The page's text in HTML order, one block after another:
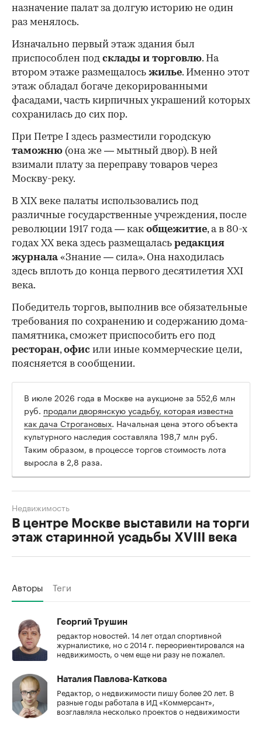
назначение палат за долгую историю не один
раз менялось.
Изначально первый этаж здания был
приспособлен под склады и торговлю. На
втором этаже размещалось жилье. Именно этот
этаж обладал богаче декорированными
фасадами, часть кирпичных украшений которых
сохранилась до сих пор.
При Петре I здесь разместили городскую
таможню (она же — мытный двор). В ней
взимали плату за переправу товаров через
Москву-реку.
В XIX веке палаты использовались под
различные государственные учреждения, после
революции 1917 года — как общежитие, а в 80-х
годах XX века здесь размещалась редакция
журнала«Знание — сила». Она находилась
здесь вплоть до конца первого десятилетия XXI
века.
Победитель торгов, выполнив все обязательные
требования по сохранению и содержанию дома-
памятника, сможет приспособить его под
ресторан,офис или иные коммерческие цели,
поясняется в сообщении.
В июле 2026 года в Москве на аукционе за 552,6 млн
руб. продали дворянскую усадьбу, которая известна
как дача Строгановых. Начальная цена этого объекта
культурного наследия составляла 198,7 млн руб.
Таким образом, в процессе торгов стоимость лота
выросла в 2,8 раза.
В центре Москве выставили на торги
этаж старинной усадьбы XVIII века
Недвижимость
Авторы Теги
Георгий Трушин
редактор новостей. 14 лет отдал спортивной
журналистике, но с 2014 г. переориентировался на
недвижимость, о чем еще ни разу не пожалел.
Наталия Павлова-Каткова
Редактор, о недвижимости пишу более 20 лет. В
разные годы работала в ИД «Коммерсант»,
возглавляла несколько проектов о недвижимости